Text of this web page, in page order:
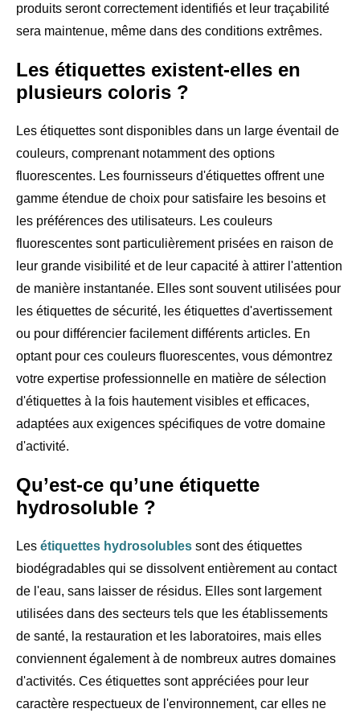
produits seront correctement identifiés et leur traçabilité
sera maintenue, même dans des conditions extrêmes.
Les étiquettes existent-elles en
plusieurs coloris ?
Les étiquettes sont disponibles dans un large éventail de
couleurs, comprenant notamment des options
fluorescentes. Les fournisseurs d'étiquettes offrent une
gamme étendue de choix pour satisfaire les besoins et
les préférences des utilisateurs. Les couleurs
fluorescentes sont particulièrement prisées en raison de
leur grande visibilité et de leur capacité à attirer l'attention
de manière instantanée. Elles sont souvent utilisées pour
les étiquettes de sécurité, les étiquettes d'avertissement
ou pour différencier facilement différents articles. En
optant pour ces couleurs fluorescentes, vous démontrez
votre expertise professionnelle en matière de sélection
d'étiquettes à la fois hautement visibles et efficaces,
adaptées aux exigences spécifiques de votre domaine
d'activité.
Qu’est-ce qu’une étiquette
hydrosoluble ?
Les étiquettes hydrosolubles sont des étiquettes
biodégradables qui se dissolvent entièrement au contact
de l'eau, sans laisser de résidus. Elles sont largement
utilisées dans des secteurs tels que les établissements
de santé, la restauration et les laboratoires, mais elles
conviennent également à de nombreux autres domaines
d'activités. Ces étiquettes sont appréciées pour leur
caractère respectueux de l'environnement, car elles ne